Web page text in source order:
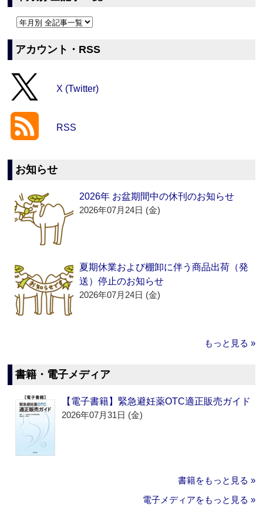
アカウント・RSS
X (Twitter)
RSS
お知らせ
2026年 お盆期間中の休刊のお知らせ
2026年07月24日 (金)
夏期休業および棚卸に伴う商品出荷（発
送）停止のお知らせ
2026年07月24日 (金)
もっと見る »
書籍・電子メディア
【電子書籍】緊急避妊薬OTC適正販売ガイド
2026年07月31日 (金)
書籍をもっと見る »
電子メディアをもっと見る »